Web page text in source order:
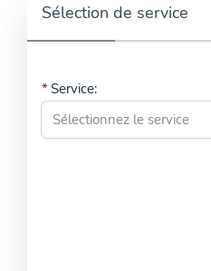
Sélection de service
Service: